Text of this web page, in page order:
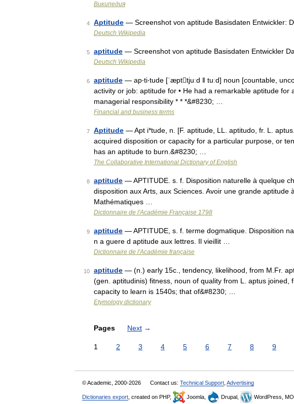
Википедия
4 Aptitude — Screenshot von aptitude Basisdaten Entwickler:
Deutsch Wikipedia
5 aptitude — Screenshot von aptitude Basisdaten Entwickler
Deutsch Wikipedia
6 aptitude — ap‧ti‧tude [ˈæpttjuːd ǁ tuːd] noun [countable,
activity or job: aptitude for • He had a remarkable aptitude for
managerial responsibility * * *&#8230; …
Financial and business terms
7 Aptitude — Apt i*tude, n. [F. aptitude, LL. aptitudo, fr. L.
acquired disposition or capacity for a particular purpose, or
has an aptitude to burn.&#8230; …
The Collaborative International Dictionary of English
8 aptitude — APTITUDE. s. f. Disposition naturelle à quelque
disposition aux Arts, aux Sciences. Avoir une grande
Mathématiques …
Dictionnaire de l'Académie Française 1798
9 aptitude — APTITUDE, s. f. terme dogmatique. Disposition
n a guere d aptitude aux lettres. Il vieillit …
Dictionnaire de l'Académie française
10 aptitude — (n.) early 15c., tendency, likelihood, from M.Fr.
(gen. aptitudinis) fitness, noun of quality from L. aptus joined,
capacity to learn is 1540s; that of&#8230; …
Etymology dictionary
Pages Next →
1 2 3 4 5 6 7 8 9
© Academic, 2000-2026 Contact us: Technical Support Advertising
Dictionaries export , created on PHP, Joomla, Drupal, WordPress,